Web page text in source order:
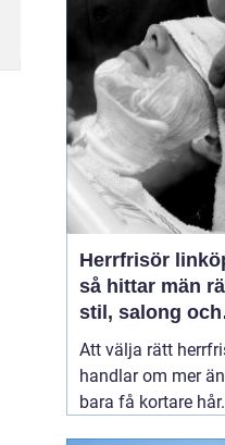
infrastruktur ska
börjar arbetet i
Schakten avgör
stabil
hur lång livslän...
Herrfrisör
så hittar män
stil, salong och
upplevelse
Att välja rätt
handlar om mer
bara få kortare